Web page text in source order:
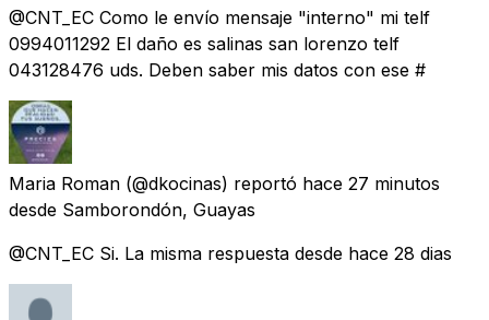
@CNT_EC Como le envío mensaje "interno" mi telf
0994011292 El daño es salinas san lorenzo telf
043128476 uds. Deben saber mis datos con ese #
Maria Roman (@dkocinas) reportó hace 27 minutos
desde Samborondón, Guayas
@CNT_EC Si. La misma respuesta desde hace 28 dias